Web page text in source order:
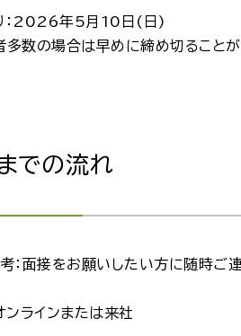
：2026年5月10日(日)
数の場合は早めに締め切ることが
での流れ
考：面接をお願いしたい方に随時ご
ンラインまたは来社